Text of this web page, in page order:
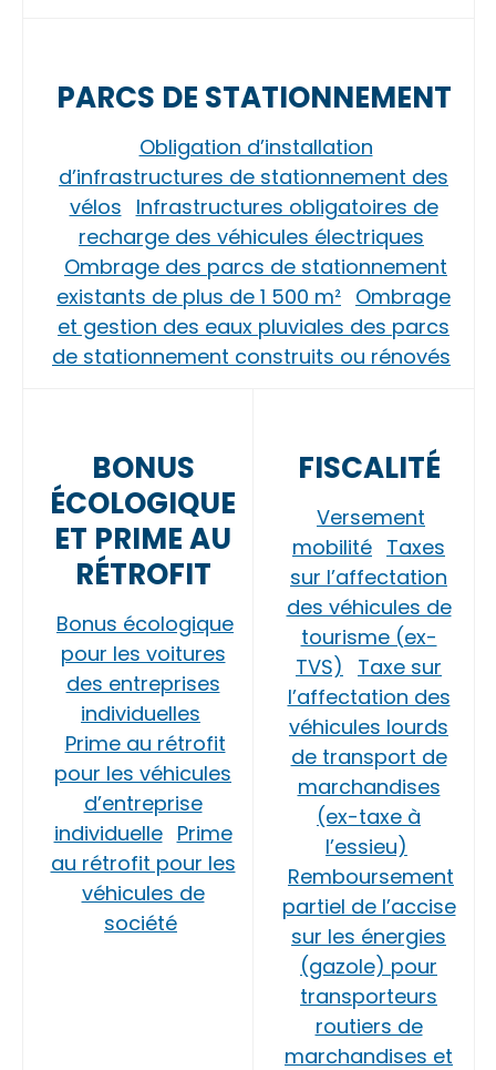
PARCS DE STATIONNEMENT
Obligation d’installation
d’infrastructures de stationnement des
vélos Infrastructures obligatoires de
recharge des véhicules électriques
Ombrage des parcs de stationnement
existants de plus de 1 500 m² Ombrage
et gestion des eaux pluviales des parcs
de stationnement construits ou rénovés
BONUS
ÉCOLOGIQUE
ET PRIME AU
RÉTROFIT
Bonus écologique
pour les voitures
des entreprises
individuelles
Prime au rétrofit
pour les véhicules
d’entreprise
individuelle Prime
au rétrofit pour les
véhicules de
société
FISCALITÉ
Versement
mobilité Taxes
sur l’affectation
des véhicules de
tourisme (ex-
TVS)
Taxe sur
l’affectation des
véhicules lourds
de transport de
marchandises
(ex-taxe à
l’essieu)
Remboursement
partiel de l’accise
sur les énergies
(gazole) pour
transporteurs
routiers de
marchandises et